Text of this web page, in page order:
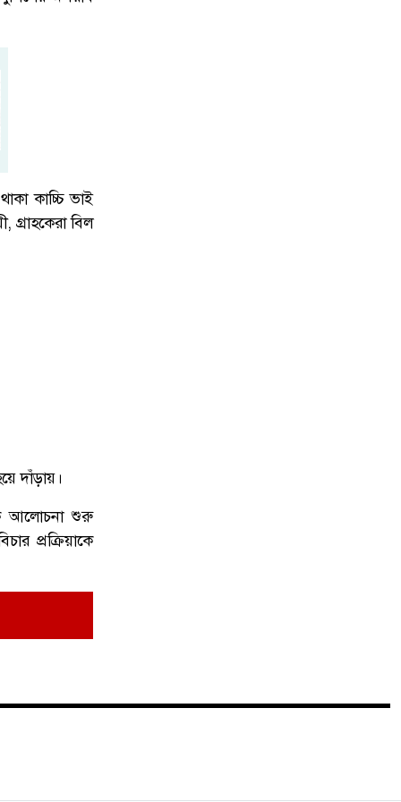
কাচ্চি ভাই
গ্রাহকেরা বিল
দাঁড়ায়।
আলোচনা শুরু
প্রক্রিয়াকে